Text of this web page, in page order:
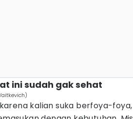
ini sudah gak sehat
kalian suka berfoya-foya,